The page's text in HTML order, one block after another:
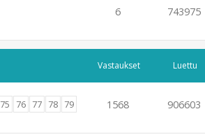
6 743975
Vastaukset Luettu
75 76 77 78 79 1568 906603